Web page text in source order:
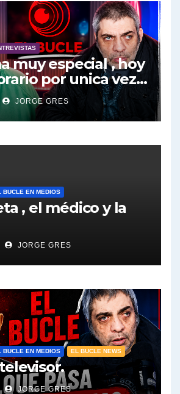
muy especial , hoy
por unica vez .
en vivo sobran
te esperamos
10:30 3/8/2026
JORGE GRES
BUCLE EN MEDIOS
, el médico y la
JORGE GRES
BUCLE EN MEDIOS EL BUCLE NEWS
JORGE GRES